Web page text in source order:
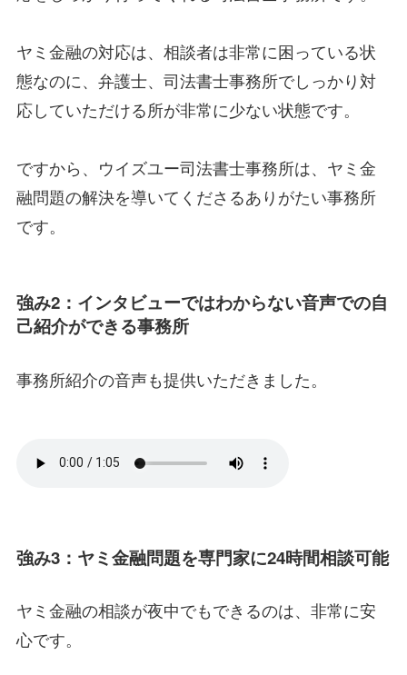
ヤミ金融の対応は、相談者は非常に困っている状
態なのに、弁護士、司法書士事務所でしっかり対
応していただける所が非常に少ない状態です。
ですから、ウイズユー司法書士事務所は、ヤミ金
融問題の解決を導いてくださるありがたい事務所
です。
強み2：インタビューではわからない音声での自
己紹介ができる事務所
事務所紹介の音声も提供いただきました。
強み3：ヤミ金融問題を専門家に24時間相談可能
ヤミ金融の相談が夜中でもできるのは、非常に安
心です。